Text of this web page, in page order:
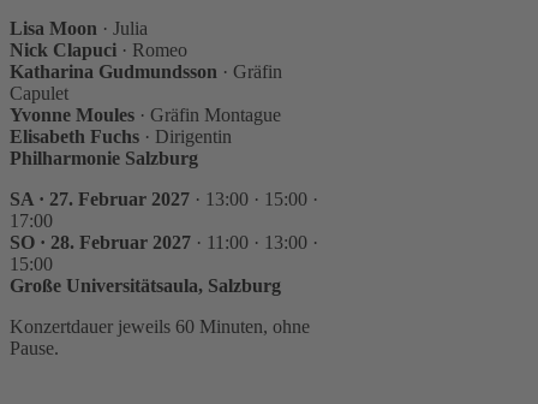
Lisa Moon · Julia
Nick Clapuci · Romeo
Katharina Gudmundsson · Gräfin
Capulet
Yvonne Moules · Gräfin Montague
Elisabeth Fuchs · Dirigentin
Philharmonie Salzburg
SA · 27. Februar 2027 · 13:00 · 15:00 ·
17:00
SO · 28. Februar 2027 · 11:00 · 13:00 ·
15:00
Große Universitätsaula, Salzburg
Konzertdauer jeweils 60 Minuten, ohne
Pause.